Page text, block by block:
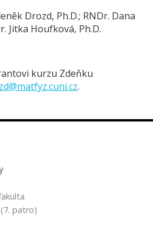
Drozd, Ph.D.; RNDr. Dana
Jitka Houfková, Ph.D.
kurzu Zdeňku
.
(7. patro)